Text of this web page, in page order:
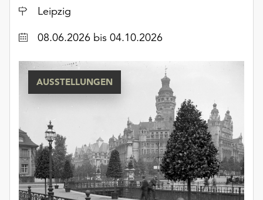
Ort
Leipzig
Datum08.06.2026 bis 04.10.2026
AUSSTELLUNGEN